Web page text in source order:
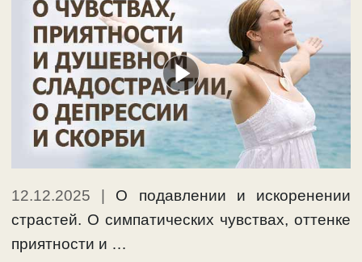
12.12.2025 | О подавлении и искоренении
страстей. О симпатических чувствах, оттенке
приятности и …